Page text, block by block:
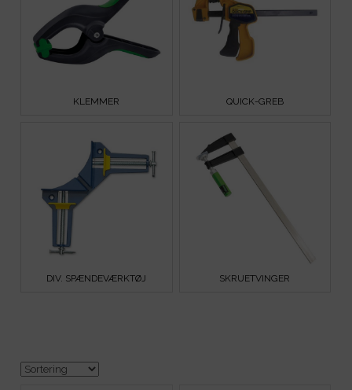
KLEMMER QUICK-GREB
DIV. SPÆNDEVÆRKTØJ SKRUETVINGER